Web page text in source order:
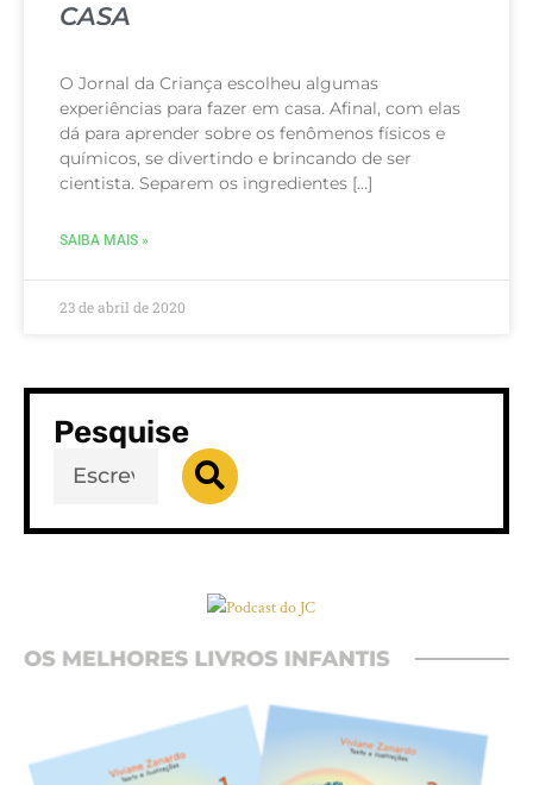
CASA
O Jornal da Criança escolheu algumas
experiências para fazer em casa. Afinal, com elas
dá para aprender sobre os fenômenos físicos e
químicos, se divertindo e brincando de ser
cientista. Separem os ingredientes […]
SAIBA MAIS »
23 de abril de 2020
Pesquise